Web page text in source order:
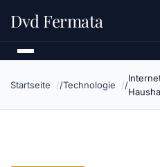
Dvd Fermata
Startseite Technologie